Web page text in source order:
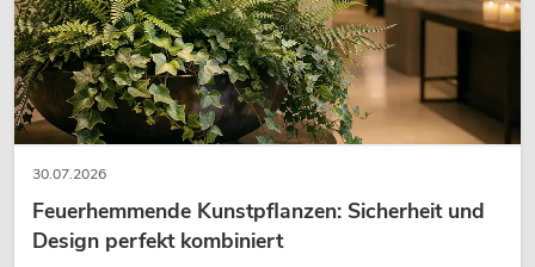
30.07.2026
Feuerhemmende Kunstpflanzen: Sicherheit und
Design perfekt kombiniert